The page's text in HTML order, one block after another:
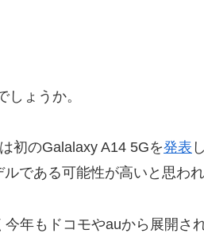
ょうか。
初のGalalaxy A14 5Gを発表
である可能性が高いと思われ
年もドコモやauから展開さ